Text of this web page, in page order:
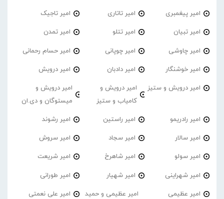
امیر پیغمبری امیر تاتاری امیر تاجیک
امیر تبیان امیر تتلو امیر تمدن
امیر چاوشی امیر چوپانی امیر حسام رحمانی
امیر خوشنگار امیر دادبان امیر درویش
امیر درویش و ستیز
امیر درویش و
کامیاب و ستیز
امیر درویش و
میستوگان و دی.ان
امیر رادریمو امیر راستین امیر رشوند
امیر سالار امیر سجاد امیر سروش
امیر سولو امیر شاهرخ امیر شریعت
امیر شهراینی امیر شهیار امیر طورانی
امیر عظیمی
امیر عظیمی و حمید
امیر علی نعمتی